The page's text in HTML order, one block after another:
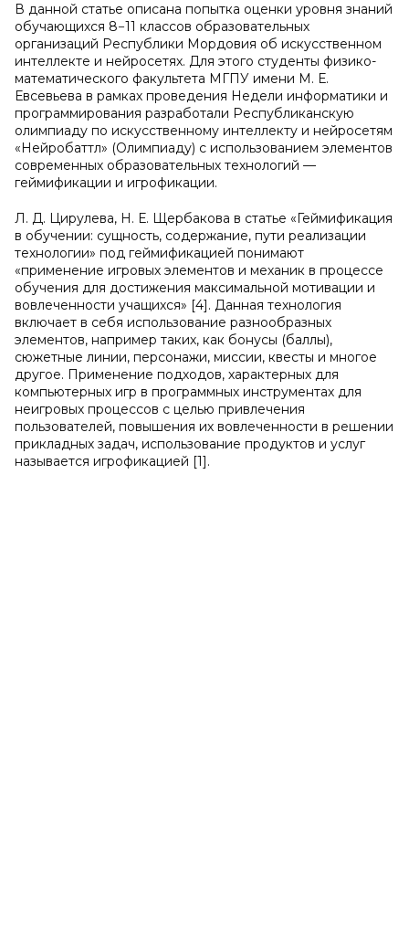
В данной статье описана попытка оценки уровня знаний
обучающихся 8−11 классов образовательных
организаций Республики Мордовия об искусственном
интеллекте и нейросетях. Для этого студенты физико-
математического факультета МГПУ имени М. Е.
Евсевьева в рамках проведения Недели информатики и
программирования разработали Республиканскую
олимпиаду по искусственному интеллекту и нейросетям
«Нейробаттл» (Олимпиаду) с использованием элементов
современных образовательных технологий —
геймификации и игрофикации.
Л. Д. Цирулева, Н. Е. Щербакова в статье «Геймификация
в обучении: сущность, содержание, пути реализации
технологии» под геймификацией понимают
«применение игровых элементов и механик в процессе
обучения для достижения максимальной мотивации и
вовлеченности учащихся» [4]. Данная технология
включает в себя использование разнообразных
элементов, например таких, как бонусы (баллы),
сюжетные линии, персонажи, миссии, квесты и многое
другое. Применение подходов, характерных для
компьютерных игр в программных инструментах для
неигровых процессов с целью привлечения
пользователей, повышения их вовлеченности в решении
прикладных задач, использование продуктов и услуг
называется игрофикацией [1].